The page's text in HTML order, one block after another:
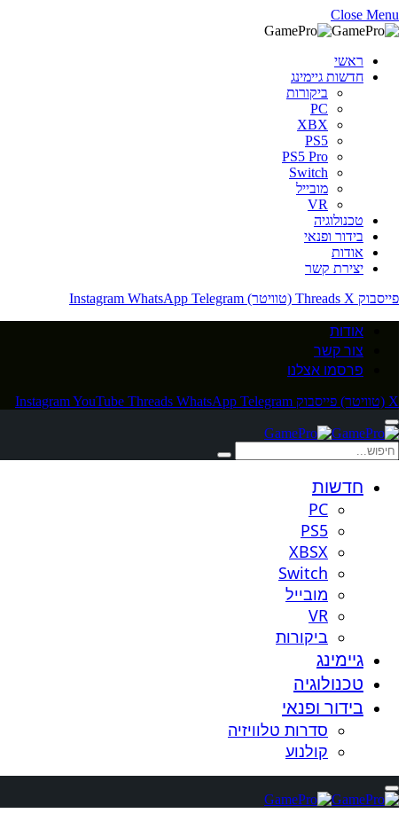
Close Menu
ראשי
חדשות גיימינג
ביקורות
PC
XBX
PS5
PS5 Pro
Switch
מובייל
VR
טכנולוגיה
בידור ופנאי
אודות
יצירת קשר
פייסבוק
Threads X (טוויטר) Instagram WhatsApp Telegram
אודות
צור קשר
פרסמו אצלנו
X (טוויטר) פייסבוק InstagramYouTube Threads WhatsApp Telegram
חדשות
PC
PS5
XBSX
Switch
מובייל
VR
ביקורות
גיימינג
טכנולוגיה
בידור ופנאי
סדרות טלוויזיה
קולנוע